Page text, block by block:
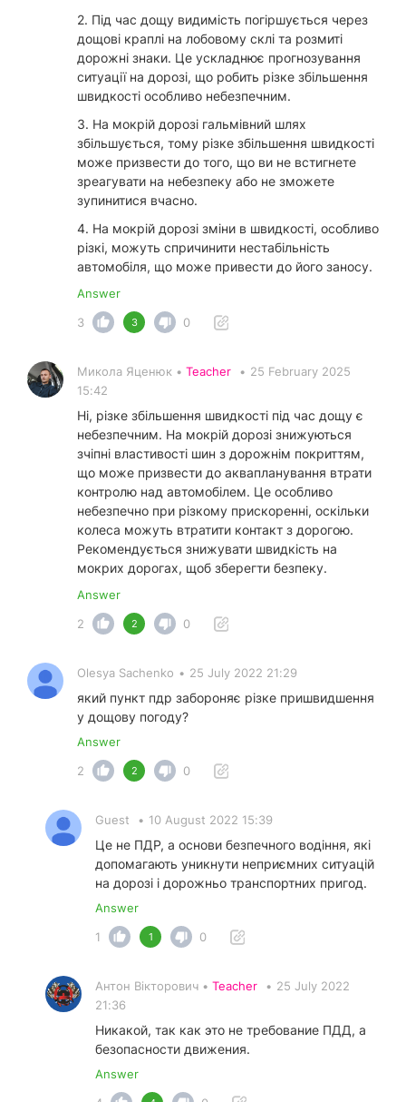
2. Під час дощу видимість погіршується через
дощові краплі на лобовому склі та розмиті
дорожні знаки. Це ускладнює прогнозування
ситуації на дорозі, що робить різке збільшення
швидкості особливо небезпечним.
3. На мокрій дорозі гальмівний шлях
збільшується, тому різке збільшення швидкості
може призвести до того, що ви не встигнете
зреагувати на небезпеку або не зможете
зупинитися вчасно.
4. На мокрій дорозі зміни в швидкості, особливо
різкі, можуть спричинити нестабільність
автомобіля, що може привести до його заносу.
Answer
3
3 0
Микола Яценюк • Teacher • 25 February 2025
15:42
Ні, різке збільшення швидкості під час дощу є
небезпечним. На мокрій дорозі знижуються
зчіпні властивості шин з дорожнім покриттям,
що може призвести до аквапланування втрати
контролю над автомобілем. Це особливо
небезпечно при різкому прискоренні, оскільки
колеса можуть втратити контакт з дорогою.
Рекомендується знижувати швидкість на
мокрих дорогах, щоб зберегти безпеку.
Answer
2
2 0
Olesya Sachenko • 25 July 2022 21:29
який пункт пдр забороняє різке пришвидшення
у дощову погоду?
Answer
2
2 0
Guest • 10 August 2022 15:39
Це не ПДР, а основи безпечного водіння, які
допомагають уникнути неприємних ситуацій
на дорозі і дорожньо транспортних пригод.
Answer
1
1 0
Антон Вікторович • Teacher • 25 July 2022
21:36
Никакой, так как это не требование ПДД, а
безопасности движения.
Answer